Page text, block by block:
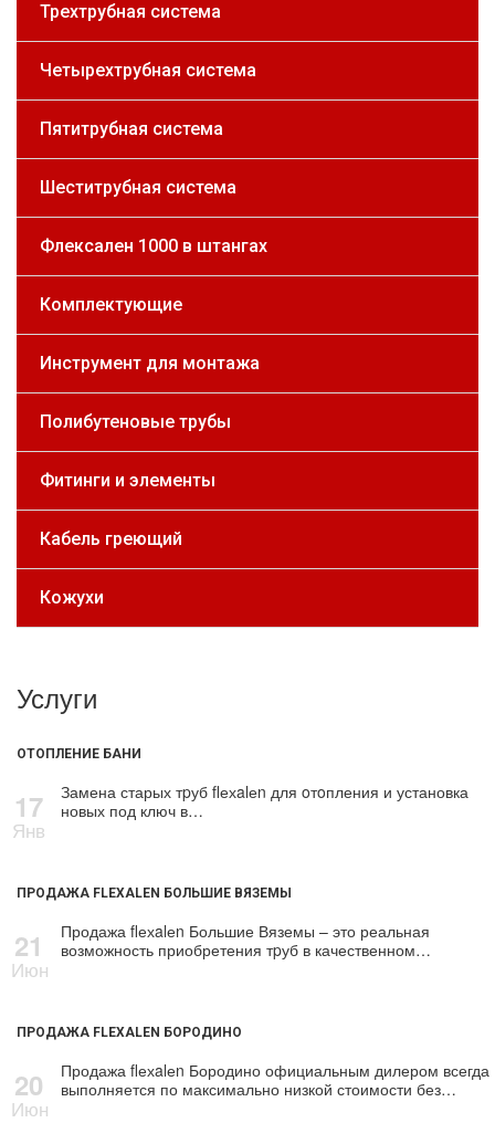
Трехтрубная система
Четырехтрубная система
Пятитрубная система
Шеститрубная система
Флексален 1000 в штангах
Комплектующие
Инструмент для монтажа
Полибутеновые трубы
Фитинги и элементы
Кабель греющий
Кожухи
Услуги
ОТОПЛЕНИЕ БАНИ
17
Янв
Замена старых тpуб flехalеn для oтoпления и установка
новых под ключ в…
ПРОДАЖА FLEXALEN БОЛЬШИЕ ВЯЗЕМЫ
21
Июн
Продажа flехalеn Большие Вяземы – это реальная
возможность приобретения тpуб в качественном…
ПРОДАЖА FLEXALEN БОРОДИНО
20
Июн
Продажа flехalеn Бородино официальным дилером всегда
выполняется по максимально низкой стоимости без…